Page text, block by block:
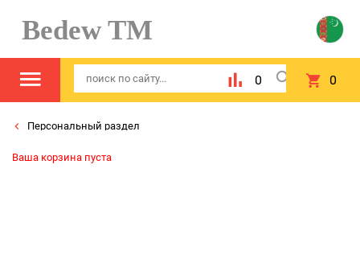
Bedew TM
0 0
Персональный раздел
Ваша корзина пуста